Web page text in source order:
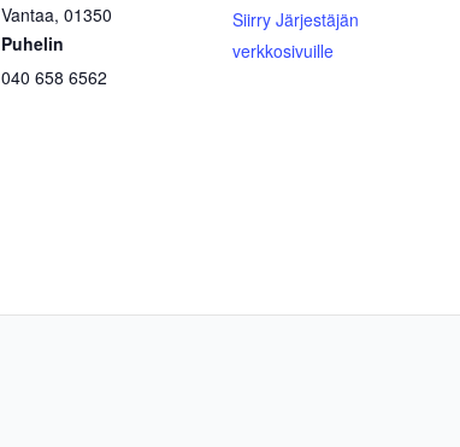
Vantaa, 01350
Puhelin
040 658 6562
Siirry Järjestäjän
verkkosivuille